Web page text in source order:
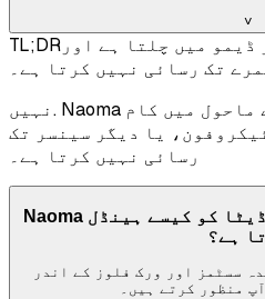
˅
TL;DR ڈیمو میں چلتا ہے اور
تک رسائی نہیں کرتا ہے۔
نہیں. Naoma صرف براؤزر ڈیمو کے ماحول میں کام
یا دیگر سینسر تک
رسائی نہیں کرتا ہے۔
Naoma رازداری اور کسٹمر کے ڈیٹا کو کیسے ہینڈل
ہے؟
سسٹمز اور ورک فلوز کے اندر
منظور کرتے ہیں۔